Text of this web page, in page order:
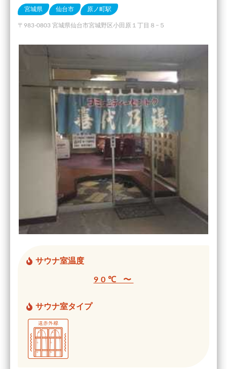
宮城県 仙台市 原ノ町駅
〒983-0803 宮城県仙台市宮城野区小田原１丁目８−５
サウナ室温度
90℃ 〜
サウナ室タイプ